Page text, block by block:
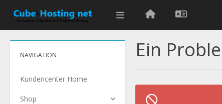
NAVIGATION
Kundencenter Home
Shop
Ein